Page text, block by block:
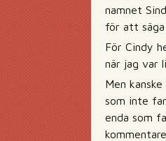
namnet
för att säga
För Cindy
när jag var
Men
som inte
enda som